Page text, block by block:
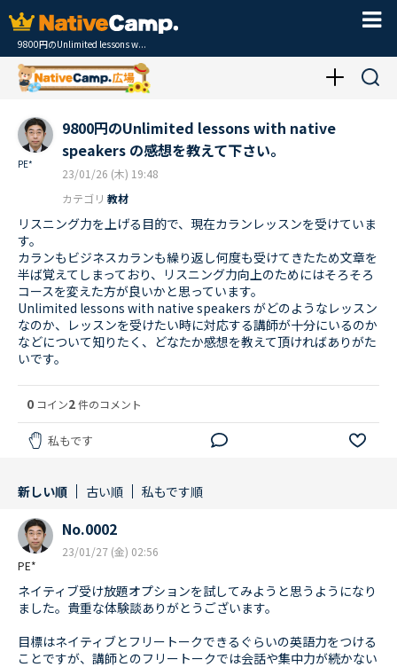
9800円のUnlimited lessons w...
PE*
9800円のUnlimited lessons with native
speakers の感想を教えて下さい。
23/01/26 (木) 19:48
カテゴリ 教材
リスニング力を上げる目的で、現在カランレッスンを受けていま
す。
カランもビジネスカランも繰り返し何度も受けてきたため文章を
半ば覚えてしまっており、リスニング力向上のためにはそろそろ
コースを変えた方が良いかと思っています。
Unlimited lessons with native speakers がどのようなレッスン
なのか、レッスンを受けたい時に対応する講師が十分にいるのか
などについて知りたく、どなたか感想を教えて頂ければありがた
いです。
0 コイン2件のコメント
私もです
新しい順 古い順 私もです順
PE*
No.0002
23/01/27 (金) 02:56
ネイティブ受け放題オプションを試してみようと思うようになり
ました。貴重な体験談ありがとうございます。
目標はネイティブとフリートークできるぐらいの英語力をつける
ことですが、講師とのフリートークでは会話や集中力が続かない